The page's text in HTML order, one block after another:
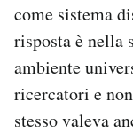
come sistema
risposta è nella
ambiente
ricercatori e
stesso valeva